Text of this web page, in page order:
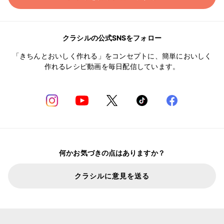
クラシルの公式SNSをフォロー
「きちんとおいしく作れる」をコンセプトに、簡単においしく
作れるレシピ動画を毎日配信しています。
何かお気づきの点はありますか？
クラシルに意見を送る